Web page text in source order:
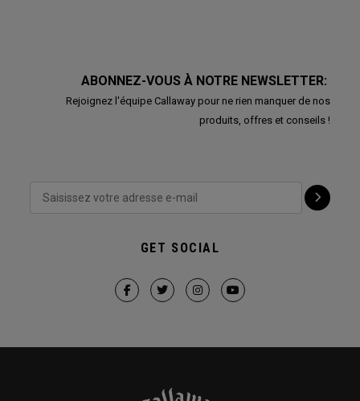
ABONNEZ-VOUS À NOTRE NEWSLETTER:
Rejoignez l'équipe Callaway pour ne rien manquer de nos
produits, offres et conseils !
GET SOCIAL